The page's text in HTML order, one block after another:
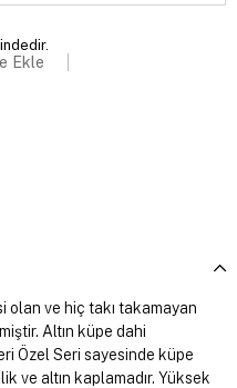
Ekle
olan ve hiç takı takamayan
Altın küpe dahi
Özel Seri sayesinde küpe
ve altın kaplamadır. Yüksek